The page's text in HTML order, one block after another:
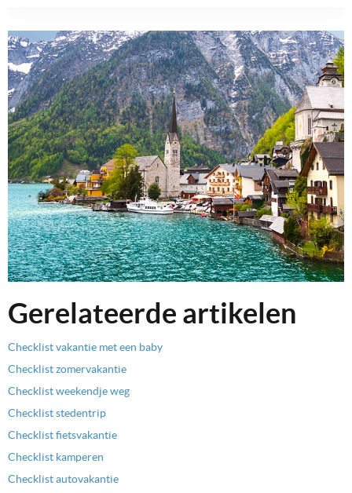
Gerelateerde artikelen
Checklist vakantie met een baby
Checklist zomervakantie
Checklist weekendje weg
Checklist stedentrip
Checklist fietsvakantie
Checklist kamperen
Checklist autovakantie